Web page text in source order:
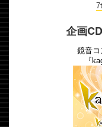
企画
鏡音コ
『